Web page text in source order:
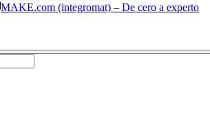
MAKE.com (integromat) – De cero a experto